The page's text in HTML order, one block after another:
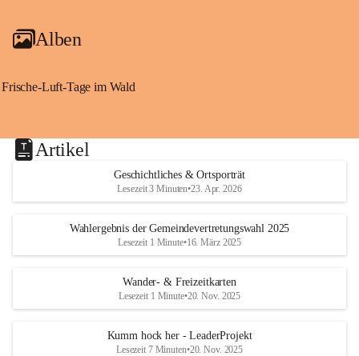
Alben
Frische-Luft-Tage im Wald
Artikel
Geschichtliches & Ortsporträt
Lesezeit 3 Minuten•23. Apr. 2026
Wahlergebnis der Gemeindevertretungswahl 2025
Lesezeit 1 Minute•16. März 2025
Wander- & Freizeitkarten
Lesezeit 1 Minute•20. Nov. 2025
Kumm hock her - LeaderProjekt
Lesezeit 7 Minuten•20. Nov. 2025